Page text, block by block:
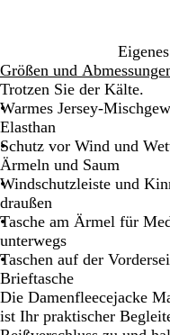
u
Größen und
Trotzen Sie der Kälte.
Warmes Jersey-
Elasthan
Schutz vor Wind und
Ärmeln und Saum
Windschutzleiste und
draußen
Tasche am Ärmel für
unterwegs
Taschen auf der
Brieftasche
Die Damenfleecejacke
ist Ihr praktischer